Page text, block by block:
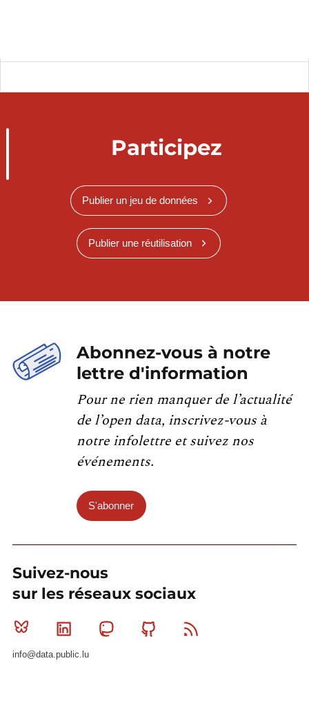
Participez
Publier un jeu de données
Publier une réutilisation
Abonnez-vous à notre
lettre d'information
Pour ne rien manquer de l’actualité
de l’open data, inscrivez-vous à
notre infolettre et suivez nos
événements.
S'abonner
Suivez-nous
sur les réseaux sociaux
Bluesky Linkedin MastodonGithub
info@data.public.lu